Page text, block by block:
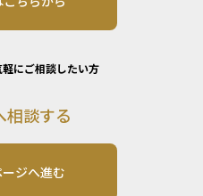
にご相談したい方
相談する
ジへ進む